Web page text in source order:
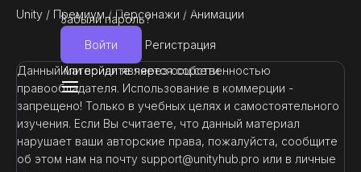
Забыли пароль?
Войти
Регистрация
Или войдите через соц.сети
Unity / Премиум/Персонажи / Анимации
Данный материал является собственностью
правообладателя. Использование в коммерции -
запрещено! Только в учебных целях и самостоятельного
изучения. Если Вы считаете, что данный материал
нарушает ваши авторские права, пожалуйста, сообщите
об этом нам на почту support@unityhub.pro или в личные